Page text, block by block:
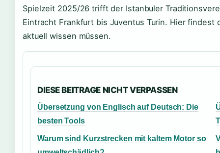
Spielzeit 2025/26 trifft der Istanbuler
Eintracht Frankfurt bis Juventus Turin. Hier findest
aktuell wissen müssen.
DIESE BEITRAGE NICHT VERPASSEN
Übersetzung von Englisch auf Deutsch: Die
besten Tools
Warum sind Kurzstrecken mit kaltem Motor so